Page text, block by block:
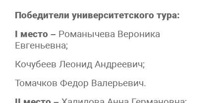
Победители университетского тура:
I место – Романычева Вероника
Евгеньевна;
Кочубеев Леонид Андреевич;
Томачков Федор Валерьевич.